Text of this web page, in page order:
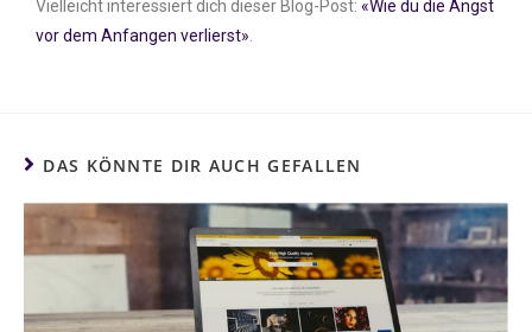
Vielleicht interessiert dich dieser Blog-Post: «Wie du die Angst
vor dem Anfangen verlierst»
DAS KÖNNTE DIR AUCH GEFALLEN